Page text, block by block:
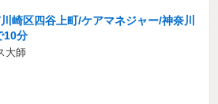
崎区四谷上町/ケアマネジャー/神奈川
10分
大師